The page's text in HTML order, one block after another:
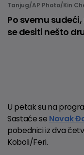
Tanjug/AP Photo/Kin
Po svemu
se desiti nešto
U petak su na
Sastaće se Novak
pobednici iz dva
Koboli/Feri.